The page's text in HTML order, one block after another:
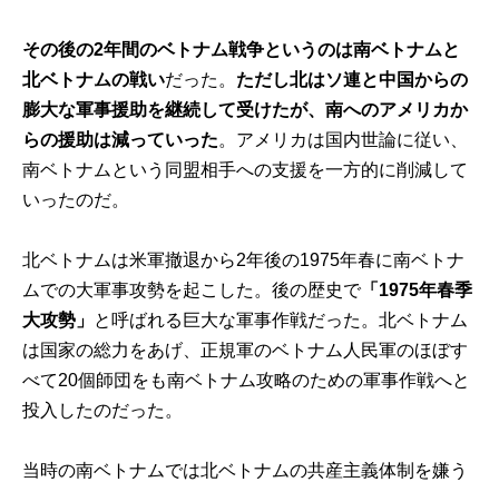
その後の2年間のベトナム戦争というのは南ベトナムと
北ベトナムの戦いだった。 ただし北はソ連と中国からの
膨大な軍事援助を継続して受けたが、南へのアメリカか
らの援助は減っていった。アメリカは国内世論に従い、
南ベトナムという同盟相手への支援を一方的に削減して
いったのだ。
北ベトナムは米軍撤退から2年後の1975年春に南ベトナ
ムでの大軍事攻勢を起こした。後の歴史で「1975年春季
大攻勢」 と呼ばれる巨大な軍事作戦だった。北ベトナム
は国家の総力をあげ、正規軍のベトナム人民軍のほぼす
べて20個師団をも南ベトナム攻略のための軍事作戦へと
投入したのだった。
当時の南ベトナムでは北ベトナムの共産主義体制を嫌う